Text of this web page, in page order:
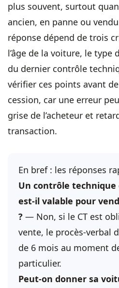
plus souvent, surtout
ancien, en panne ou
réponse dépend de trois
l’âge de la voiture, le type
du dernier contrôle
vérifier ces points avant
cession, car une erreur
grise de l’acheteur et
transaction.
En bref : les réponses
Un contrôle technique
est-il valable pour
? — Non, si le CT est
vente, le procès-verbal
de 6 mois au moment
particulier.
Peut-on donner sa